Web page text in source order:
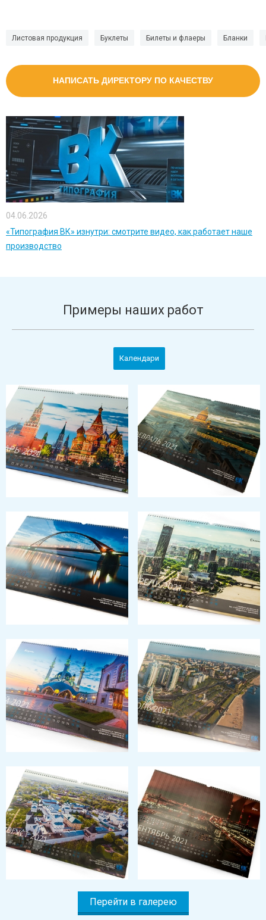
Листовая продукция Буклеты Билеты и флаеры Бланки
НАПИСАТЬ ДИРЕКТОРУ ПО КАЧЕСТВУ
04.06.2026
«Типография ВК» изнутри: смотрите видео, как работает наше
производство
Примеры наших работ
Календари
Перейти в галерею